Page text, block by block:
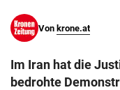
search
eingeben
Von krone.at
Im Iran hat die
bedrohte